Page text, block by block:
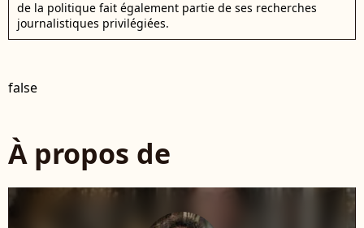
de la politique fait également partie de ses recherches
journalistiques privilégiées.
false
À propos de